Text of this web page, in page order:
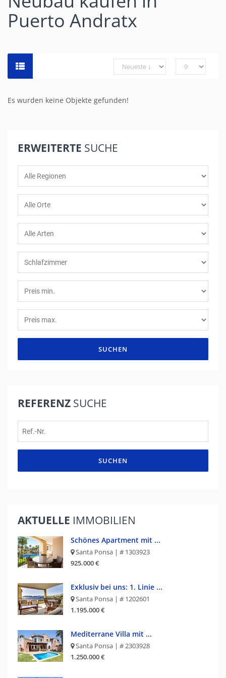
Puerto Andratx
Es wurden keine Objekte gefunden!
ERWEITERTE SUCHE
SUCHEN
REFERENZ SUCHE
SUCHEN
AKTUELLE IMMOBILIEN
Schönes Apartment mit ...
Santa Ponsa | # 1303923
925.000 €
Exklusiv bei uns: 1. Linie ...
Santa Ponsa | # 1202601
1.195.000 €
Mediterrane Villa mit ...
Santa Ponsa | # 2303928
1.250.000 €